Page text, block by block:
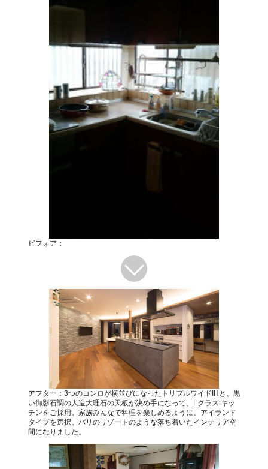
ビフォア：
アフター：3つのコンロが横並びになったトリプルワイドIHと、黒
い御影石調の人造大理石の天板が決め手になって、Lクラス キッ
チンをご採用。家族みんなで料理を楽しめるように、アイランド
タイプを選択。バリのリゾートのような落ち着いたインテリア空
間になりました。